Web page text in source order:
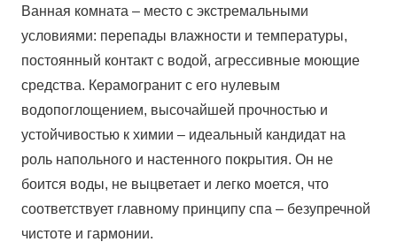
Ванная комната – место с экстремальными
условиями: перепады влажности и температуры,
постоянный контакт с водой, агрессивные моющие
средства. Керамогранит с его нулевым
водопоглощением, высочайшей прочностью и
устойчивостью к химии – идеальный кандидат на
роль напольного и настенного покрытия. Он не
боится воды, не выцветает и легко моется, что
соответствует главному принципу спа – безупречной
чистоте и гармонии.